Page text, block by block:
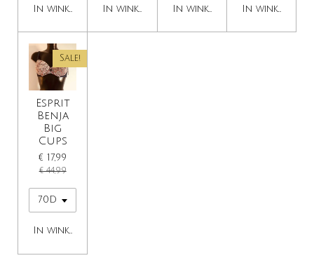
In winkelwagenIn winkelwagenIn winkelwagenIn
Sale!
Esprit
Benja
Big
Cups
€ 17,99
€ 44,99
In winkelwagen